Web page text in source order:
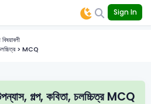
Sign In
বিষয়াবলী
চলচ্চিত্র > MCQ
গল্প, কবিতা, চলচ্চিত্র MCQ